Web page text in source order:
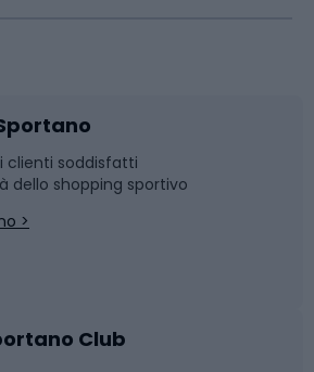
clienti soddisfatti
dello shopping sportivo
>
Club